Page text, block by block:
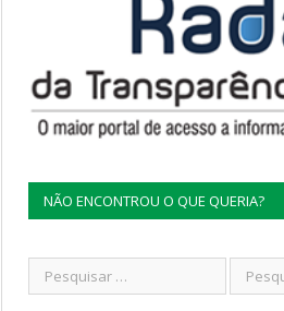
NÃO ENCONTROU O QUE QUERIA?